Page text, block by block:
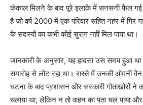
कंकाल मिलने के बाद पूरे इलाके में सनसनी फैल गई।
है जो वर्ष 2000 में एक परिवार सहित नहर में गिर
के सदस्यों का कभी कोई सुराग नहीं मिल पाया था।
जानकारी के अनुसार, यह हादसा उस समय हुआ था
समारोह से लौट रहा था। रास्ते में उनकी ओमनी
घटना के बाद प्रशासन और सरकारी गोताखोरों ने
चलाया था, लेकिन न तो वाहन का पता चल पाया